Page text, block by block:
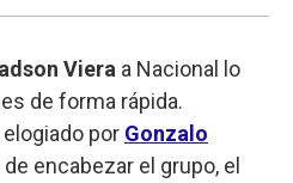
Viera a Nacional lo
de forma rápida.
por Gonzalo
encabezar el grupo, el